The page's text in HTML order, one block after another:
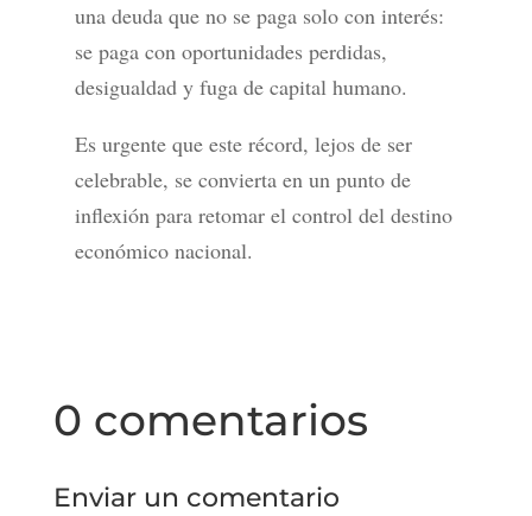
una deuda que no se paga solo con interés:
se paga con oportunidades perdidas,
desigualdad y fuga de capital humano.
Es urgente que este récord, lejos de ser
celebrable, se convierta en un punto de
inflexión para retomar el control del destino
económico nacional.
0 comentarios
Enviar un comentario